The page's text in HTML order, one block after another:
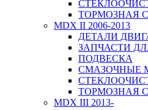
ТОРМОЗНАЯ
MDX II 2006-2013
ДЕТАЛИ
ЗАПЧАСТИ
ПОДВЕСКА
СМАЗОЧНЫЕ
ТОРМОЗНАЯ
MDX III 2013-